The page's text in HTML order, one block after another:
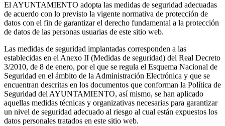
El AYUNTAMIENTO adopta las medidas de seguridad adecuadas
de acuerdo con lo previsto la vigente normativa de protección de
datos con el fin de garantizar el derecho fundamental a la protección
de datos de las personas usuarias de este sitio web.
Las medidas de seguridad implantadas corresponden a las
establecidas en el Anexo II (Medidas de seguridad) del Real Decreto
3/2010, de 8 de enero, por el que se regula el Esquema Nacional de
Seguridad en el ámbito de la Administración Electrónica y que se
encuentran descritas en los documentos que conforman la Política de
Seguridad del AYUNTAMIENTO, así mismo, se han aplicado
aquellas medidas técnicas y organizativas necesarias para garantizar
un nivel de seguridad adecuado al riesgo al cual están expuestos los
datos personales tratados en este sitio web.